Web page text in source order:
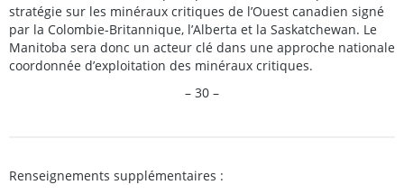
stratégie sur les minéraux critiques de l’Ouest canadien signé
par la Colombie-Britannique, l’Alberta et la Saskatchewan. Le
Manitoba sera donc un acteur clé dans une approche nationale
coordonnée d’exploitation des minéraux critiques.
– 30 –
Renseignements supplémentaires :